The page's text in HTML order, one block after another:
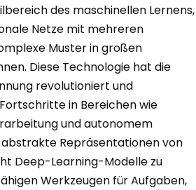
des maschinellen Lernens,
Netze mit mehreren
Muster in großen
Diese Technologie hat die
revolutioniert und
in Bereichen wie
und autonomem
abstrakte Repräsentationen von
Deep-Learning-Modelle zu
Werkzeugen für Aufgaben,